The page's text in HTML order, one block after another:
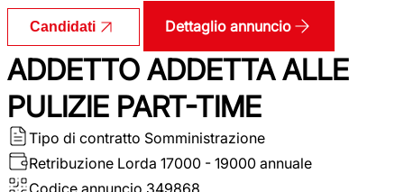
Candidati Dettaglio annuncio
ADDETTO ADDETTA ALLE
PULIZIE PART-TIME
Tipo di contratto Somministrazione
Retribuzione Lorda 17000 - 19000 annuale
Codice annuncio 349868